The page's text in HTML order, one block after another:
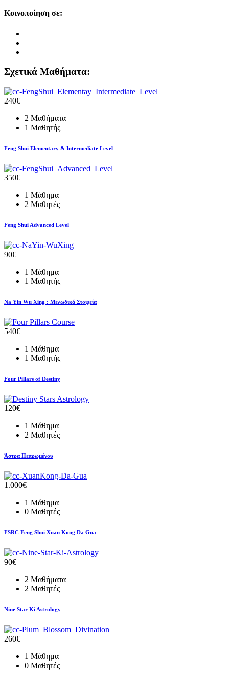
Κοινοποίηση σε:
Σχετικά Μαθήματα:
240€
2 Μαθήματα
1 Μαθητής
Feng Shui Elementary & Intermediate Level
350€
1 Μάθημα
2 Μαθητές
Feng Shui Advanced Level
90€
1 Μάθημα
1 Μαθητής
Na Yin Wu Xing : Μελωδικά Στοιχεία
540€
1 Μάθημα
1 Μαθητής
Four Pillars of Destiny
120€
1 Μάθημα
2 Μαθητές
Άστρα Πεπρωμένου
1.000€
1 Μάθημα
0 Μαθητές
FSRC Feng Shui Xuan Kong Da Gua
90€
2 Μαθήματα
2 Μαθητές
Nine Star Ki Astrology
260€
1 Μάθημα
0 Μαθητές